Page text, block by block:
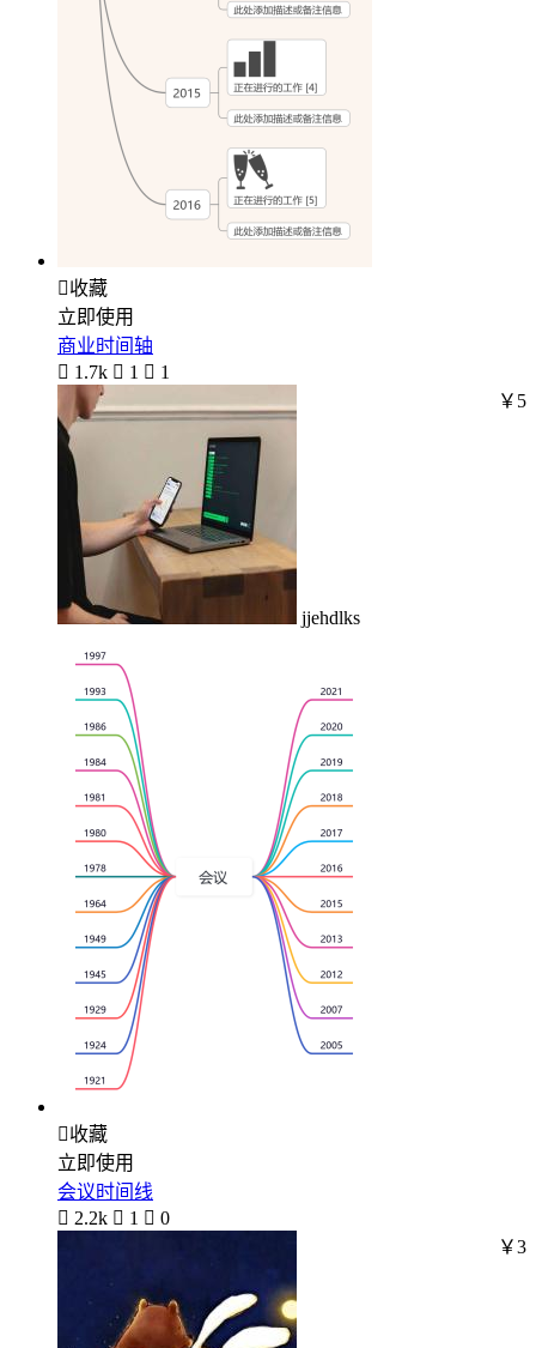
收藏
立即使用
商业时间轴
 1.7k  1  1
jjehdlks
￥5
收藏
立即使用
会议时间线
 2.2k  1  0
￥3